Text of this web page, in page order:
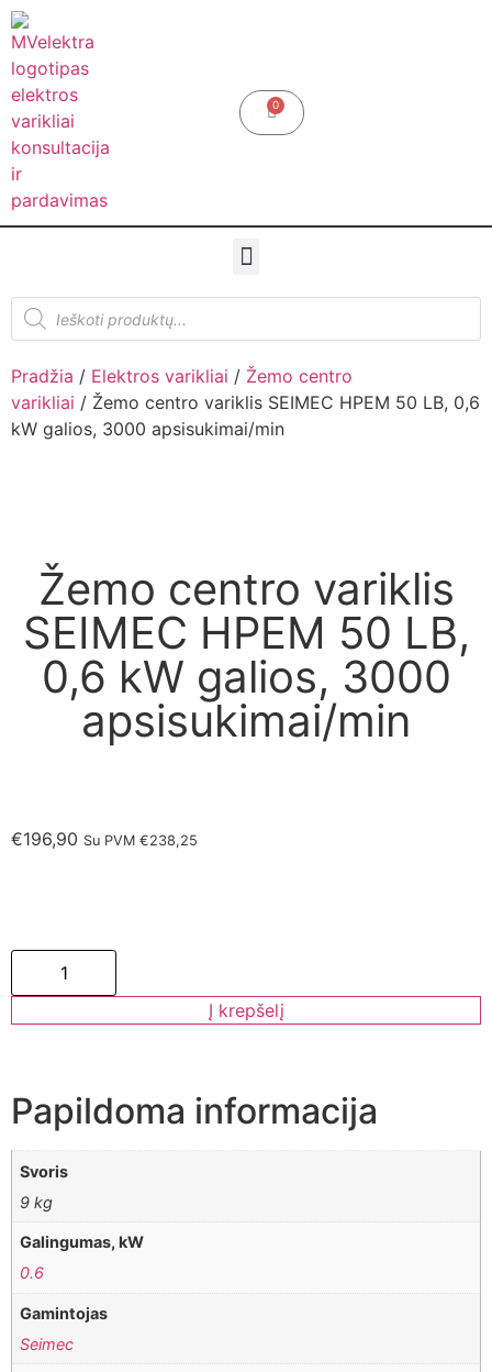
0
Pradžia / Elektros varikliai / Žemo centro
varikliai / Žemo centro variklis SEIMEC HPEM 50 LB, 0,6
kW galios, 3000 apsisukimai/min
Žemo centro variklis
SEIMEC HPEM 50 LB,
0,6 kW galios, 3000
apsisukimai/min
€196,90 Su PVM €238,25
Į krepšelį
Papildoma informacija
Svoris
9 kg
Galingumas, kW
0.6
Gamintojas
Seimec